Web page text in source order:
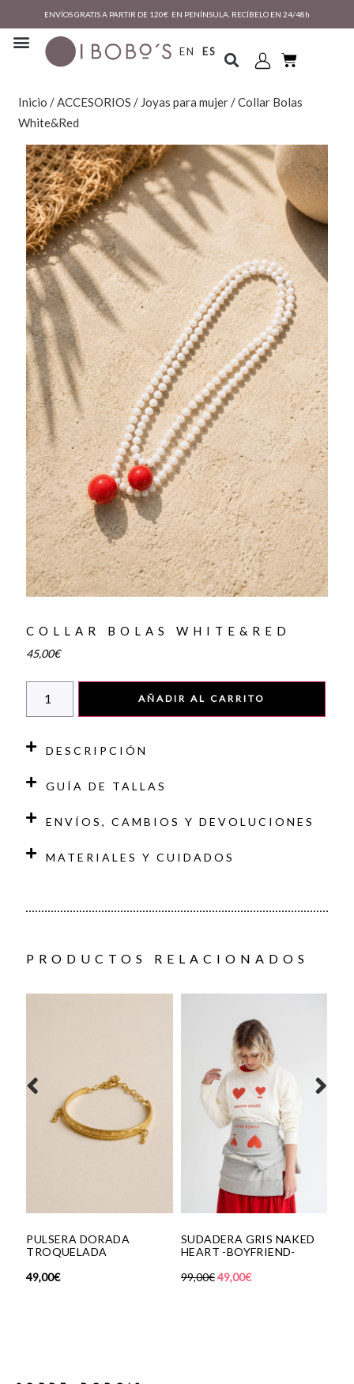
ENVÍOS GRATIS A PARTIR DE 120€ EN PENÍNSULA. RECÍBELO EN 24/48h
EN ES
Inicio /ACCESORIOS / Joyas para mujer/ Collar Bolas
White&Red
COLLAR BOLAS WHITE&RED
45,00€
AÑADIR AL CARRITO
DESCRIPCIÓN
GUÍA DE TALLAS
ENVÍOS, CAMBIOS Y DEVOLUCIONES
MATERIALES Y CUIDADOS
PRODUCTOS RELACIONADOS
DORADA
SUDADERA GRIS NAKED
HEART -BOYFRIEND-
49,00€